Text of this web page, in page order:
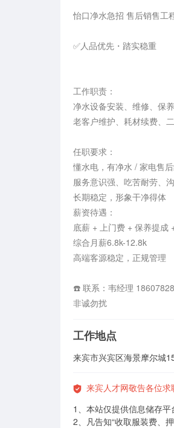
怡口净水急招 售后销售工
✅人品优先・踏实稳重
工作职责：
净水设备安装、维修、保
老客户维护、耗材续费、
任职要求：
懂水电，有净水 / 家电售
服务意识强、吃苦耐劳、
长期稳定，形象干净得体
薪资待遇：
底薪 + 上门费 + 保养提成
综合月薪6.8k-12.8k
高端客源稳定，正规管理
☎️ 联系：韦经理
非诚勿扰
工作地点
来宾市兴宾区海景摩尔城
来宾人才网敬告各位求
1、本站仅提供信息储存
2、凡告知“收取服装费、